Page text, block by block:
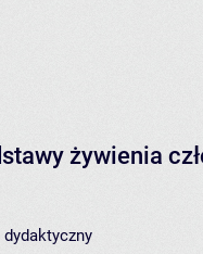
żywienia